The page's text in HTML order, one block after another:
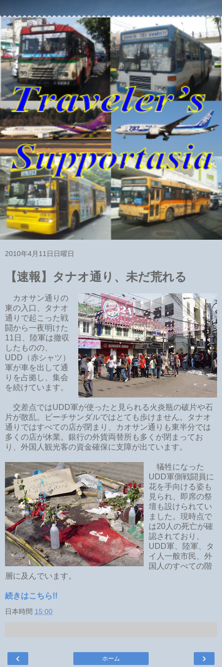
2010年4月11日日曜日
【速報】タナオ通り、未だ荒れる
カオサン通りの
東の入口、タナオ
通りで起こった戦
闘から一夜明けた
11日、陸軍は撤収
したものの、
UDD（赤シャツ）
軍が車を出して通
りを占拠し、集会
を続けています。
交差点ではUDD軍が使ったと見られる火炎瓶の破片や石
片が散乱。ビーチサンダルではとても歩けません。タナオ
通りではすべての店が閉まり、カオサン通りも東半分では
多くの店が休業。銀行の外貨両替所も多くが閉まってお
り、外国人観光客の資金確保に支障が出ています。
犠牲になった
UDD軍側戦闘員に
花を手向ける姿も
見られ、即席の祭
壇も設けられてい
ました。現時点で
は20人の死亡が確
認されており、
UDD軍、陸軍、タ
イ人一般市民、外
国人のすべての階
層に及んでいます。
続きはこちら!!
日本時間 15:00
‹ ›
ホーム